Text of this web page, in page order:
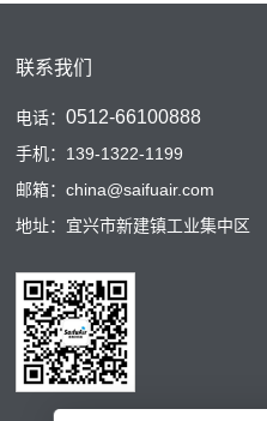
联系我们
电话：0512-66100888
手机：139-1322-1199
邮箱：china@saifuair.com
地址：宜兴市新建镇工业集中区